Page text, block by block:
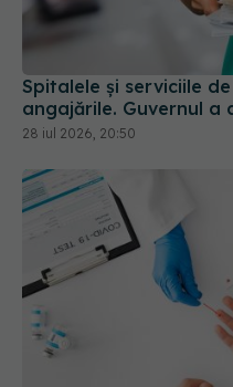
Spitalele și serviciile
angajările. Guvernul a
28 iul 2026, 20:50